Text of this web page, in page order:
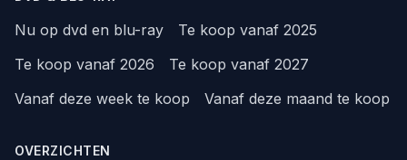
Nu op dvd en blu-ray
Te koop vanaf 2025
Te koop vanaf 2026
Te koop vanaf 2027
Vanaf deze week te koop
Vanaf deze maand te koop
OVERZICHTEN